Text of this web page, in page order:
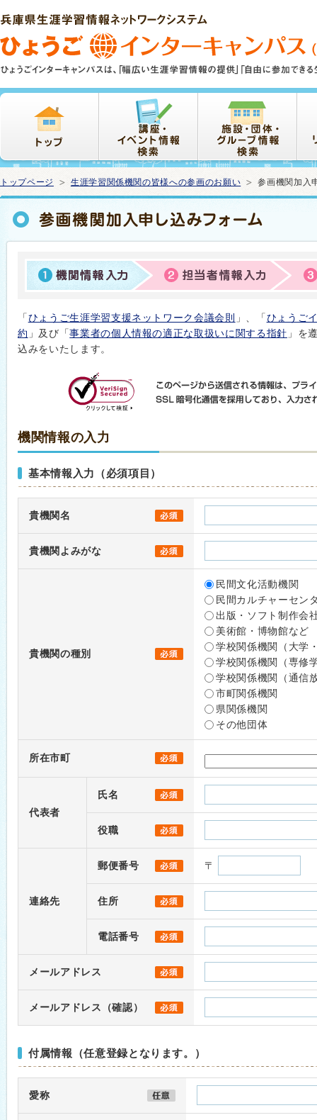
文
ま
で
ス
キ
トップページ 生涯学習関係機関の皆様への参画のお願い 参画機関加入
「ひょうご生涯学習支援ネットワーク会議会則 」、「ひょうご
約 」及び「事業者の個人情報の適正な取扱いに関する指針 」を
込みをいたします。
機関情報の入力
基本情報入力（必須項目）
貴機関名
貴機関よみがな
貴機関の種別
民間文化活動機関
民間カルチャーセン
出版・ソフト制作会
美術館・博物館など
学校関係機関（大学
学校関係機関（専修
学校関係機関（通信
市町関係機関
県関係機関
その他団体
所在市町
代表者
氏名
役職
連絡先
郵便番号 〒
住所
電話番号
メールアドレス
メールアドレス（確認）
付属情報（任意登録となります。）
愛称